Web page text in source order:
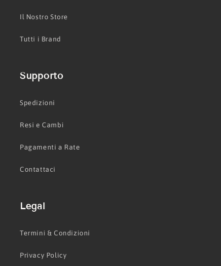
Il Nostro Store
Tutti i Brand
Supporto
Spedizioni
Resi e Cambi
Pagamenti a Rate
Contattaci
Legal
Termini & Condizioni
Privacy Policy